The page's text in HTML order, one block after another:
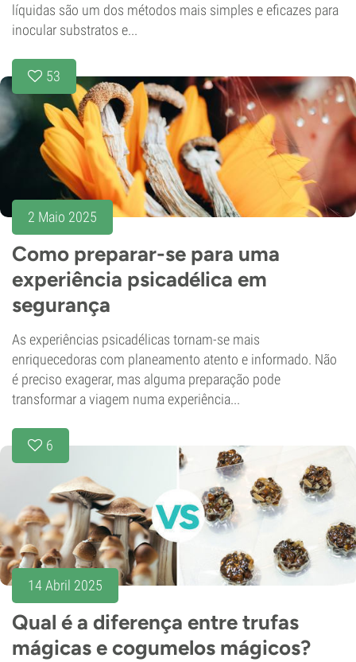
líquidas são um dos métodos mais simples e eficazes para
inocular substratos e...
53
2 Maio 2025
Como preparar-se para uma
experiência psicadélica em
segurança
As experiências psicadélicas tornam-se mais
enriquecedoras com planeamento atento e informado. Não
é preciso exagerar, mas alguma preparação pode
transformar a viagem numa experiência...
6
14 Abril 2025
Qual é a diferença entre trufas
mágicas e cogumelos mágicos?